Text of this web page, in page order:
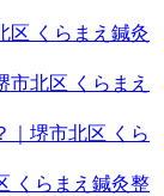
区 くらまえ鍼灸
市北区 くらまえ
｜堺市北区 くら
くらまえ鍼灸整